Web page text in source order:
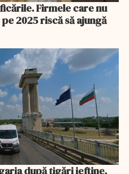
Firmele care nu
2025 riscă să ajungă
după țigări ieftine.